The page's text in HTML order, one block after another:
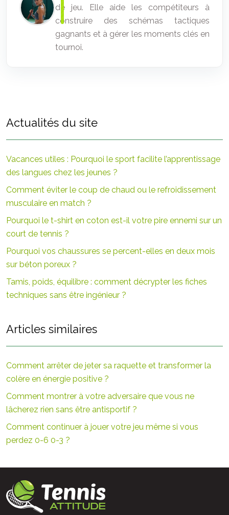
de jeu. Elle aide les compétiteurs à
construire des schémas tactiques
gagnants et à gérer les moments clés en
tournoi.
Actualités du site
Vacances utiles : Pourquoi le sport facilite l’apprentissage
des langues chez les jeunes ?
Comment éviter le coup de chaud ou le refroidissement
musculaire en match ?
Pourquoi le t-shirt en coton est-il votre pire ennemi sur un
court de tennis ?
Pourquoi vos chaussures se percent-elles en deux mois
sur béton poreux ?
Tamis, poids, équilibre : comment décrypter les fiches
techniques sans être ingénieur ?
Articles similaires
Comment arrêter de jeter sa raquette et transformer la
colère en énergie positive ?
Comment montrer à votre adversaire que vous ne
lâcherez rien sans être antisportif ?
Comment continuer à jouer votre jeu même si vous
perdez 0-6 0-3 ?